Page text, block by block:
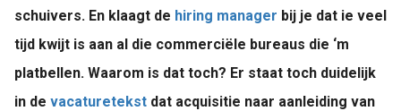
schuivers. En klaagt de hiring manager bij je dat ie veel
tijd kwijt is aan al die commerciële bureaus die ‘m
platbellen. Waarom is dat toch? Er staat toch duidelijk
in de vacaturetekst dat acquisitie naar aanleiding van